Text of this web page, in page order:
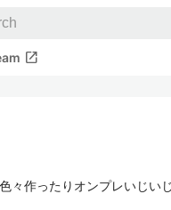
open_in_new
々作ったりオンプレいじい